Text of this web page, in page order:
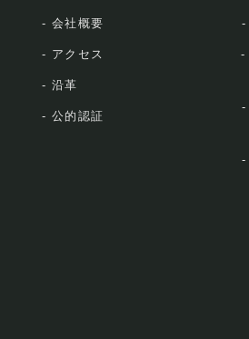
- 会社概要
- アクセス
- 沿革
- 公的認証
-
-
-
-